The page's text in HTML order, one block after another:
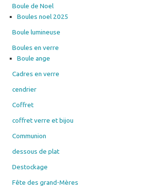
Boule de Noel
Boules noel 2025
Boule lumineuse
Boules en verre
Boule ange
Cadres en verre
cendrier
Coffret
coffret verre et bijou
Communion
dessous de plat
Destockage
Fête des grand-Mères